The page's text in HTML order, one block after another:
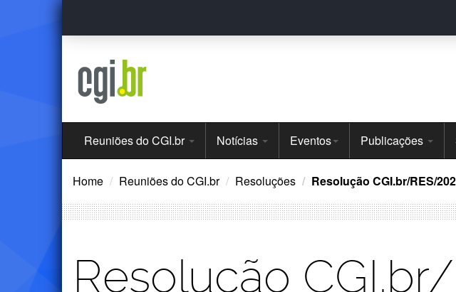
Ir
o
Menu
Principal
Reuniões do CGI.br Notícias Eventos Publicações
Home Reuniões do CGI.br Resoluções Resolução CGI.br/RES/
Resolução